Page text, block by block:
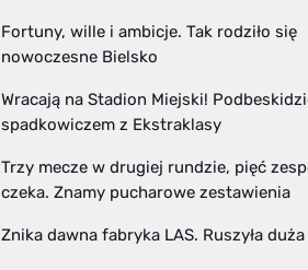
Fortuny, wille i ambicje. Tak rodziło się
nowoczesne Bielsko
Wracają na Stadion Miejski!
spadkowiczem z Ekstraklasy
Trzy mecze w drugiej rundzie, pięć
czeka. Znamy pucharowe zestawienia
Znika dawna fabryka LAS. Ruszyła